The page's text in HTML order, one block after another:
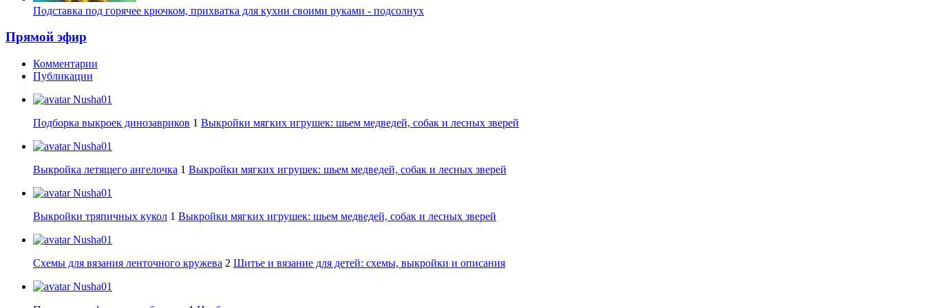
Подставка под горячее крючком, прихватка для кухни своими руками - подсолнух
Прямой эфир
Комментарии
Публикации
Nusha01
Подборка выкроек динозавриков 1 Выкройки мягких игрушек: шьем медведей, собак и лесных зверей
Nusha01
Выкройка летящего ангелочка 1 Выкройки мягких игрушек: шьем медведей, собак и лесных зверей
Nusha01
Выкройки тряпичных кукол 1 Выкройки мягких игрушек: шьем медведей, собак и лесных зверей
Nusha01
Схемы для вязания ленточного кружева 2 Шитье и вязание для детей: схемы, выкройки и описания
Nusha01